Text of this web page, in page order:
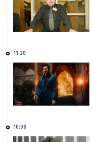
11:20
10:08